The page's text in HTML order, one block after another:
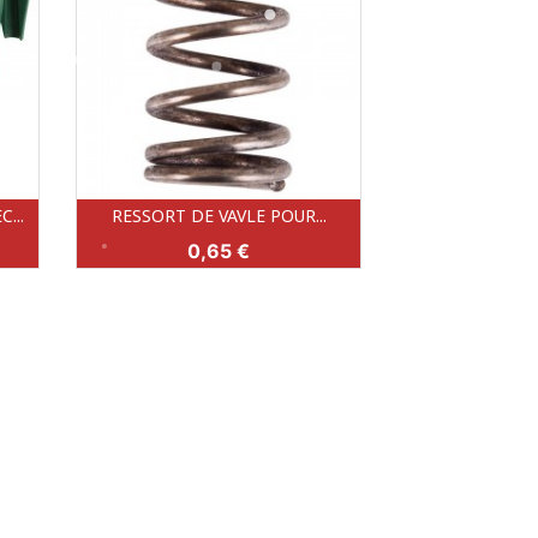
Aperçu rapide
RESSORT DE VAVLE POUR...
Prix
0,65 €